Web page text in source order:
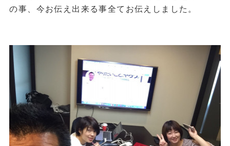
の事、今お伝え出来る事全てお伝えしました。